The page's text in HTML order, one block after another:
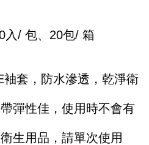
入/ 包、20包/ 箱
袖套，防水滲透，乾淨衛
帶彈性佳，使用時不會有
生用品，請單次使用